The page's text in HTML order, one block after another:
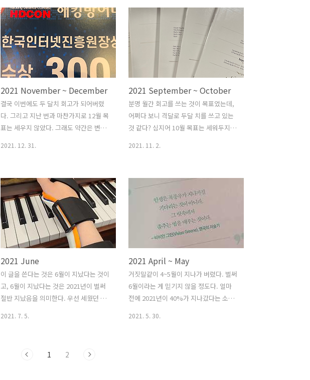
것 같다. January 회사 이야기 이루다 베
타테스트를 준비하던 기간이었다. 야근을
많이 했던 기억이 난다. 연애의 과학, 텍스
트앳 서비스의 논리적 망분리와 휴면 처
리 작업을 했다. 삶 이야기 네트워크 개론
책을 다시 펴서 다 읽었다. Visual Group
Theory 강의를 듣기 시작했다. 수학과 부
전공 이수 기준에 현대대수학1이 있기 때
문에 미리 공부해놓는 것. 독해력, 문해력
저하를 느끼고 매3비를 구매해서 매일 2
일치씩 풀기 시작했다. 그래서 이를 매6
시한 이후 25년이 넘게 지난 지금까지도
포켓몬은 엄청난 인기를 끌고 있는데, 이
전설의 시작을 열었던 첫 작품이 바로 포
켓몬스터 레드/그린 버전입니다. 이 게임
은 1996년 2월 27일에 발매되었고,
TIMES가 선정한 50대 비디오 게임 중 하
나입니다. (30위) 흔히 1세대 포켓몬이라
고 부르는 총 151마리의 포켓몬이 등장하
며, 이 1세대 포켓몬들은 지금까지도 포켓
몬스터 개발사의 ATM 역할을 해주고 있
습니다. '피카츄 라이츄 파이리 꼬부기'
2021 November ~ December
결국 이번에도 두 달치 회고가 되어버렸
다. 그리고 지난 번과 마찬가지로 12월 목
표는 세우지 않았다. 그래도 약간은 변명
고 있다 보니 자연스럽게 야근이 많아졌
고, 원래 하고 싶었던 일들은 자연스럽게
뒷전이 되어버렸다. 아쉽지만, 그만큼 또
얻어간 부분이 많으니 괜찮다고 생각하
고, 앞으로 더 잘하면 될 것이다. 🖥️
Computer Science: 전공 챙기기 원래
네크워크 개론 책을 보기로 했었는데, 거
의 보지 못했다. 이 책은 산지 2년이 넘어
가는데, 아직도 제대로 공부하지 않았다
는게... 나 자신에게 좀 실망스러운 부분
이다. 분명 9월부터 보려고 생각하고 있었
2021. 12. 31.
2021 September ~ October
분명 월간 회고를 쓰는 것이 목표였는데,
어쩌다 보니 격달로 두달 치를 쓰고 있는
것 같다? 심지어 10월 목표는 세워두지도
고... 9월은 괜찮았는데 10월은 그닥 학업
적인 측면에서는 성장하지 못한 것 같다.
같은 실수를 하지 않도록, 11~12월에는
목표를 잘 정리해두고 지켜서 2021년을
잘 마무리할 수 있으면 좋겠다! 7, 8월 목
표 🖥️ Computer Science: 전공 챙기기
AWS 드디어! 이번에는 강의를 다 들었다.
19,000원으로 이 정도 분량과 지식을 쌓
을 수 있다면 엄청난 이득이라 생각한다.
사내 AWS 총 책임(?)이 되어버려서, 모든
AWS 관련 질문이나 요..
2021. 11. 2.
2021 June
이 글을 쓴다는 것은 6월이 지났다는 것이
고, 6월이 지났다는 것은 2021년이 벌써
절반 지났음을 의미한다. 우선 세웠던 이
터디가 마무리되고 다른 주제 (Golang)
2021. 7. 5.
2021 April ~ May
거짓말같이 4~5월이 지나가 버렸다. 벌써
6월이라는 게 믿기지 않을 정도다. 얼마
전에 2021년이 40%가 지나갔다는 소식
2021. 5. 30.
1 2